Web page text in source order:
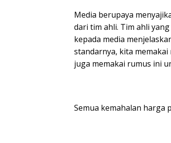
Media berupaya
dari tim ahli. Tim ahli
kepada media
standarnya, kita memakai
juga memakai rumus ini
Semua kemahalan harga